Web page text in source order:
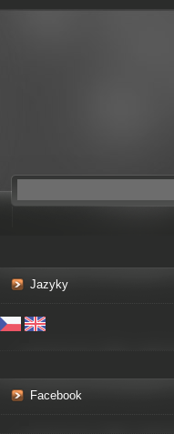
Jazyky
Facebook